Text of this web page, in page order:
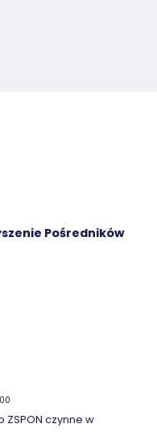
Pośredników
00
ZSPON czynne w